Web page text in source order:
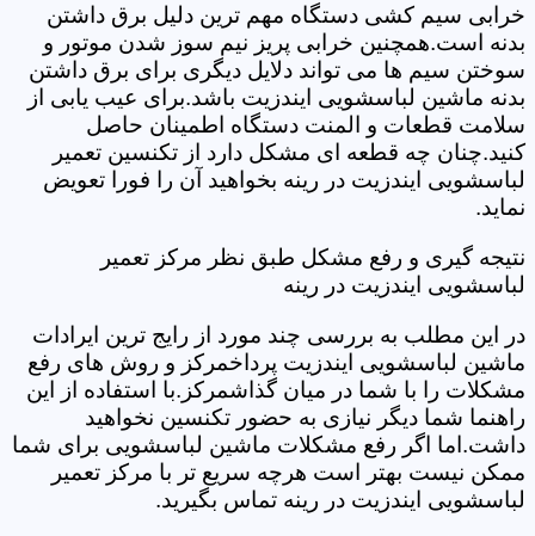
خرابی سیم کشی دستگاه مهم ترین دلیل برق داشتن
بدنه است.همچنین خرابی پریز نیم سوز شدن موتور و
سوختن سیم ها می تواند دلایل دیگری برای برق داشتن
بدنه ماشین لباسشویی ایندزیت باشد.برای عیب یابی از
سلامت قطعات و المنت دستگاه اطمینان حاصل
کنید.چنان چه قطعه ای مشکل دارد از تکنسین تعمیر
لباسشویی ایندزیت در رینه بخواهید آن را فورا تعویض
نماید.
نتیجه گیری و رفع مشکل طبق نظر مرکز تعمیر
لباسشویی ایندزیت در رینه
در این مطلب به بررسی چند مورد از رایج ترین ایرادات
ماشین لباسشویی ایندزیت پرداخمرکز و روش های رفع
مشکلات را با شما در میان گذاشمرکز.با استفاده از این
راهنما شما دیگر نیازی به حضور تکنسین نخواهید
داشت.اما اگر رفع مشکلات ماشین لباسشویی برای شما
ممکن نیست بهتر است هرچه سریع تر با مرکز تعمیر
لباسشویی ایندزیت در رینه تماس بگیرید.